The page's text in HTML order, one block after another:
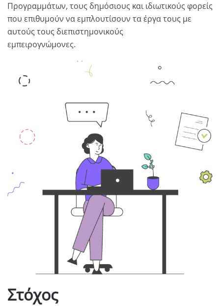
Προγραμμάτων, τους δημόσιους και ιδιωτικούς φορείς
που επιθυμούν να εμπλουτίσουν τα έργα τους με
αυτούς τους διεπιστημονικούς
εμπειρογνώμονες.
Στόχος